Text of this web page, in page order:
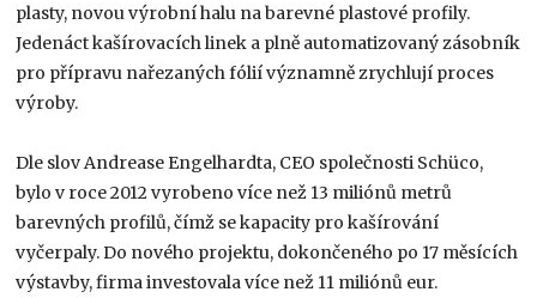
plasty, novou výrobní halu na barevné plastové profily.
Jedenáct kašírovacích linek a plně automatizovaný zásobník
pro přípravu nařezaných fólií významně zrychlují proces
výroby.
Dle slov Andrease Engelhardta, CEO společnosti Schüco,
bylo v roce 2012 vyrobeno více než 13 miliónů metrů
barevných profilů, čímž se kapacity pro kašírování
vyčerpaly. Do nového projektu, dokončeného po 17 měsících
výstavby, firma investovala více než 11 miliónů eur.